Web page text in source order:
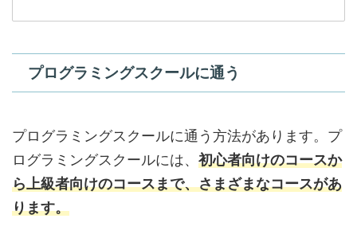
プログラミングスクールに通う
プログラミングスクールに通う方法があります。プ
ログラミングスクールには、 初心者向けのコースか
ら上級者向けのコースまで、さまざまなコースがあ
ります。